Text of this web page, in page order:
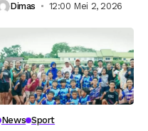
Dimas 12:00 Mei 2, 2026
News Sport